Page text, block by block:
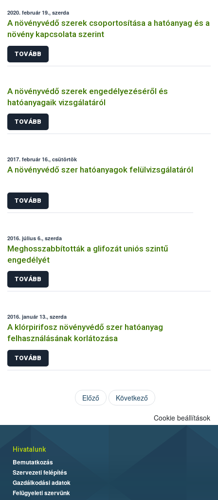
2020. február 19., szerda
A növényvédő szerek csoportosítása a hatóanyag és a
növény kapcsolata szerint
TOVÁBB
A növényvédő szerek engedélyezéséről és
hatóanyagaik vizsgálatáról
TOVÁBB
2017. február 16., csütörtök
A növényvédő szer hatóanyagok felülvizsgálatáról
TOVÁBB
2016. július 6., szerda
Meghosszabbították a glifozát uniós szintű
engedélyét
TOVÁBB
2016. január 13., szerda
A klórpirifosz növényvédő szer hatóanyag
felhasználásának korlátozása
TOVÁBB
Előző Következő
Cookie beállítások
Hivatalunk
Bemutatkozás
Szervezeti felépítés
Gazdálkodási adatok
Felügyeleti szervünk